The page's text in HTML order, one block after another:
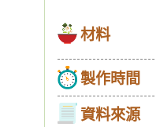
材料
製作時間
資料來源